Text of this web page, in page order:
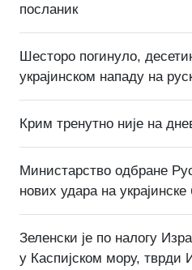
посланик
Шесторо погинуло,
украјинском нападу на
Крим тренутно није на
Министарство одбране
нових удара на
Зеленски је по налогу
у Каспијском мору, тврди